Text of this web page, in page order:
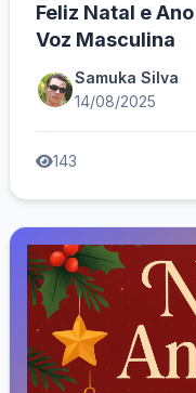
Feliz Natal e
Voz Masculina
Samuka Silva
14/08/2025
143